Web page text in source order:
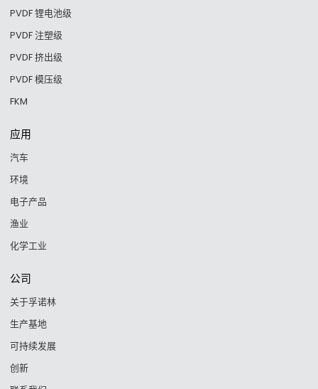
PVDF 锂电池级
PVDF 注塑级
PVDF 挤出级
PVDF 模压级
FKM
应用
汽车
环境
电子产品
渔业
化学工业
公司
关于孚诺林
生产基地
可持续发展
创新